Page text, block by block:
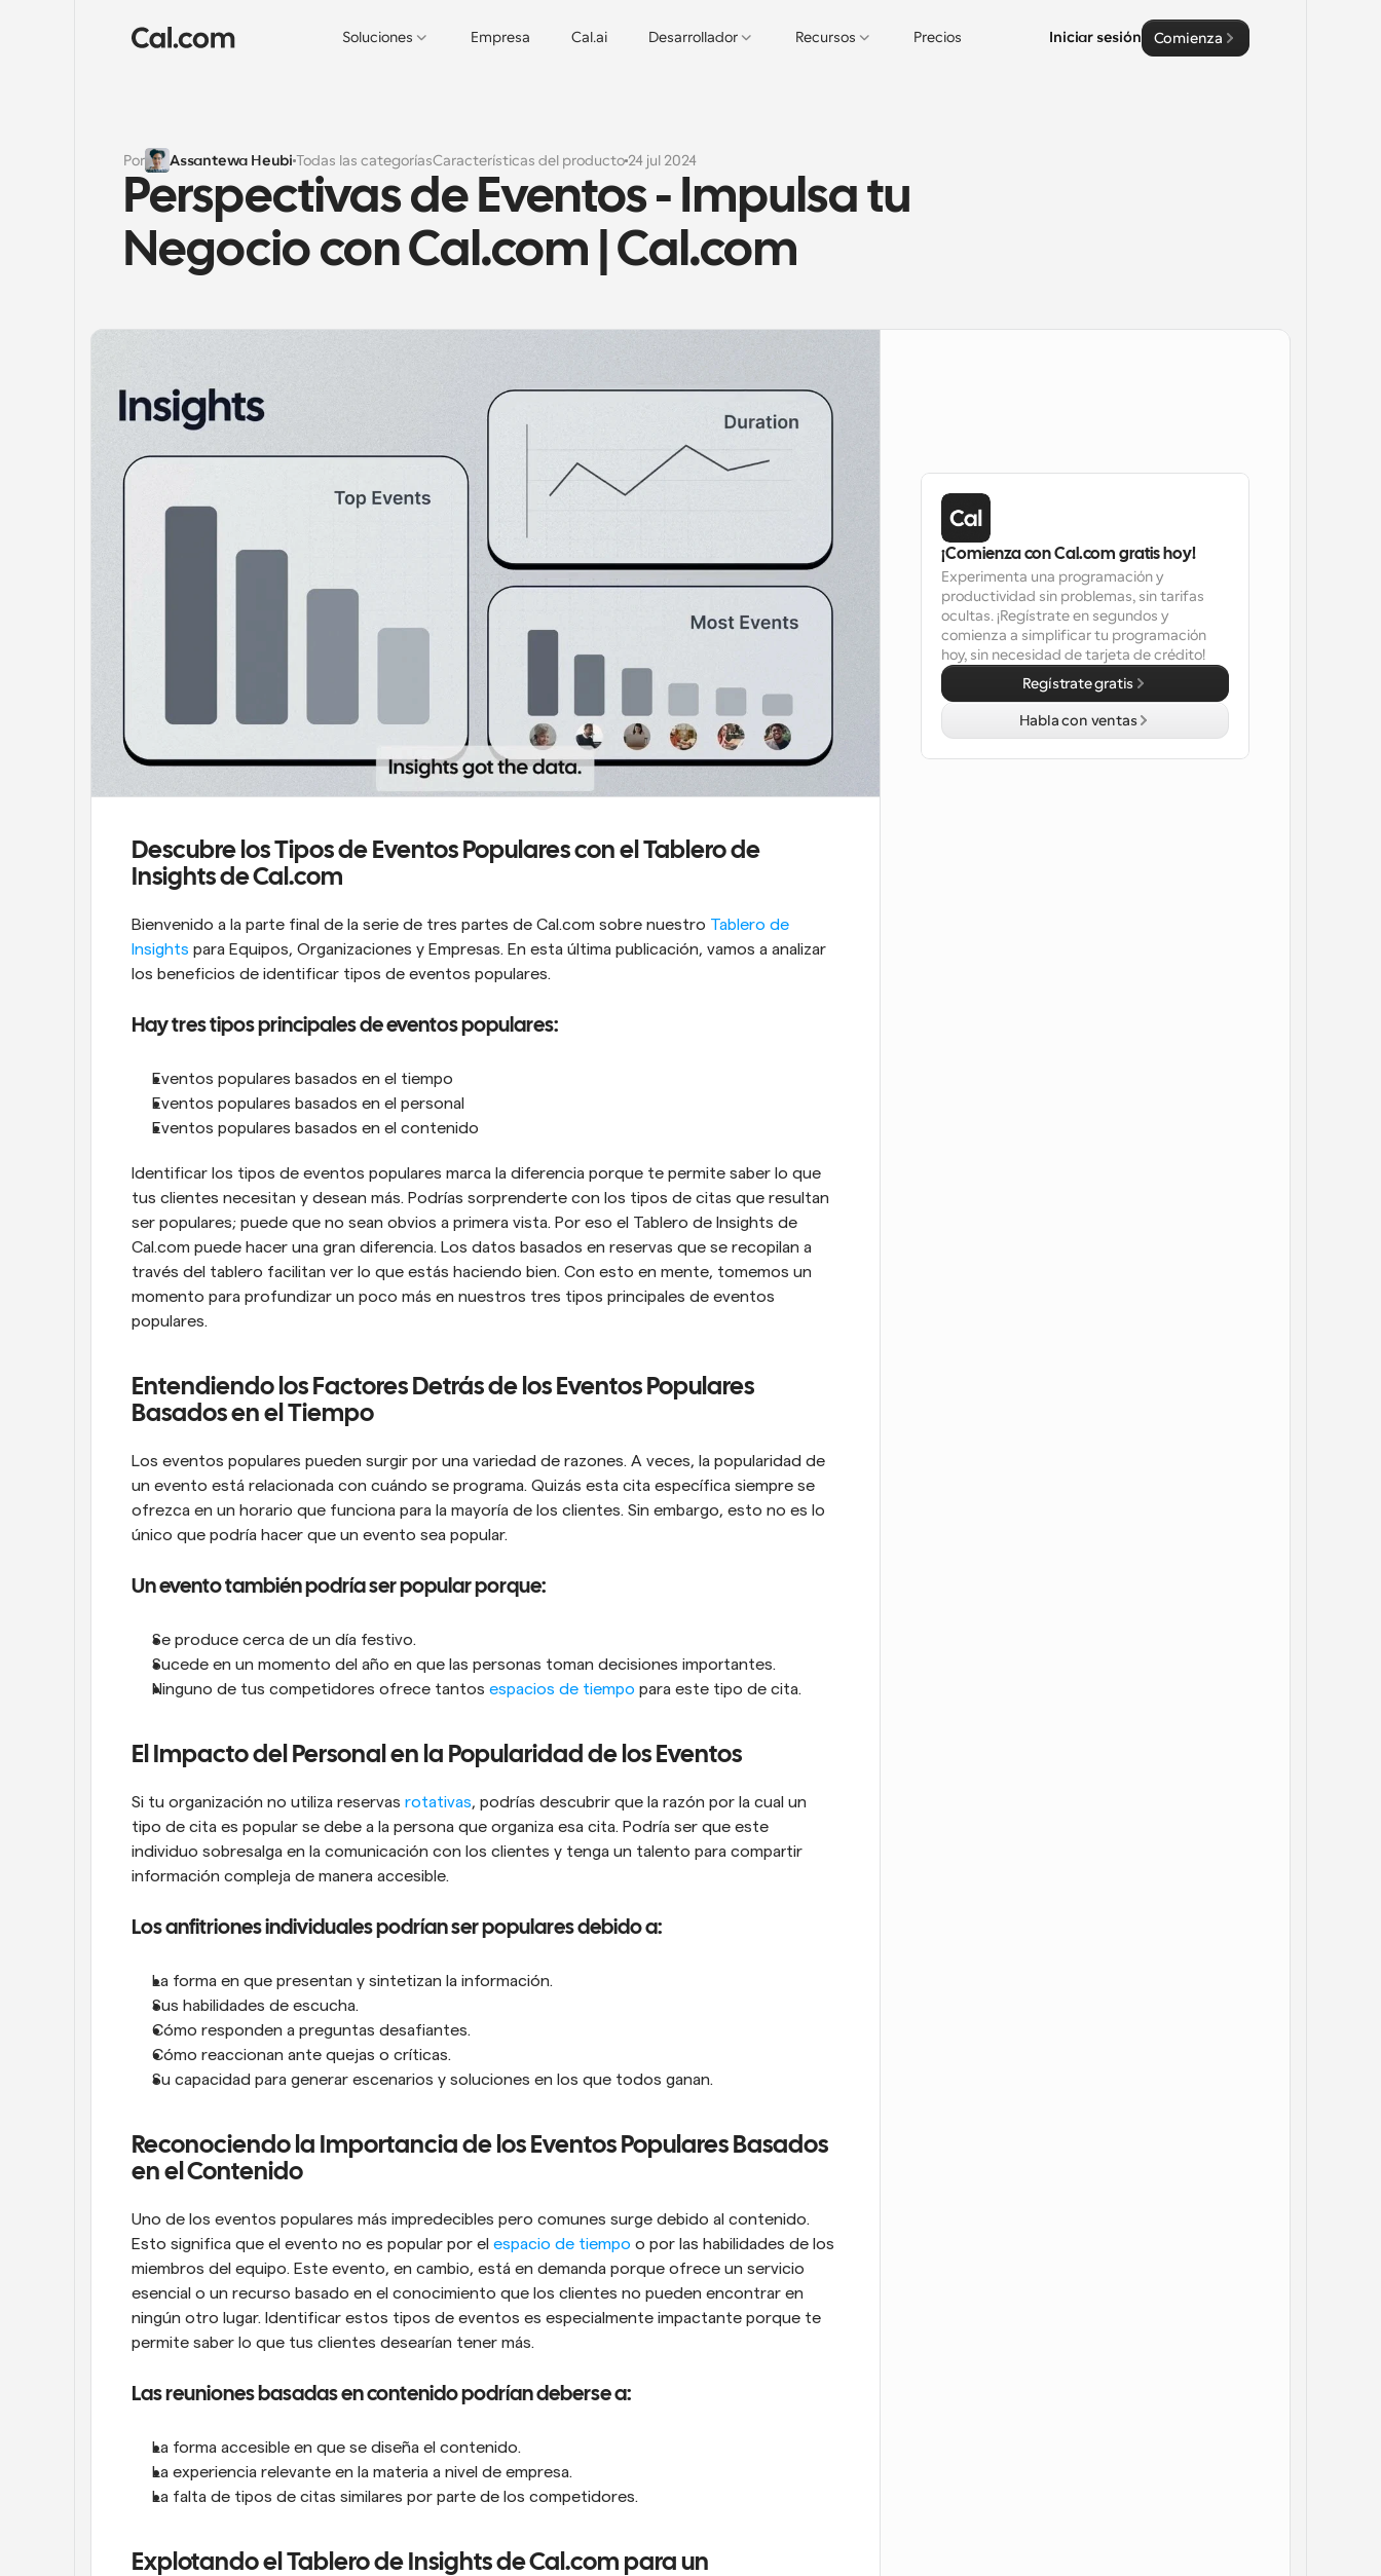
Soluciones Empresa Cal.ai Desarrollador Recursos Precios Iniciar sesión Comienza
Por Assantewa Heubi Todas las categoríasCaracterísticas del producto 24 jul 2024
Perspectivas de Eventos - Impulsa tu
Negocio con Cal.com | Cal.com
Descubre los Tipos de Eventos Populares con el Tablero de
Insights de Cal.com
Bienvenido a la parte final de la serie de tres partes de Cal.com sobre nuestro Tablero de
Insights para Equipos, Organizaciones y Empresas. En esta última publicación, vamos a analizar
los beneficios de identificar tipos de eventos populares.
Hay tres tipos principales de eventos populares:
Eventos populares basados en el tiempo
Eventos populares basados en el personal
Eventos populares basados en el contenido
Identificar los tipos de eventos populares marca la diferencia porque te permite saber lo que
tus clientes necesitan y desean más. Podrías sorprenderte con los tipos de citas que resultan
ser populares; puede que no sean obvios a primera vista. Por eso el Tablero de Insights de
Cal.com puede hacer una gran diferencia. Los datos basados en reservas que se recopilan a
través del tablero facilitan ver lo que estás haciendo bien. Con esto en mente, tomemos un
momento para profundizar un poco más en nuestros tres tipos principales de eventos
populares.
Entendiendo los Factores Detrás de los Eventos Populares
Basados en el Tiempo
Los eventos populares pueden surgir por una variedad de razones. A veces, la popularidad de
un evento está relacionada con cuándo se programa. Quizás esta cita específica siempre se
ofrezca en un horario que funciona para la mayoría de los clientes. Sin embargo, esto no es lo
único que podría hacer que un evento sea popular.
Un evento también podría ser popular porque:
Se produce cerca de un día festivo.
Sucede en un momento del año en que las personas toman decisiones importantes.
Ninguno de tus competidores ofrece tantos espacios de tiempo para este tipo de cita.
El Impacto del Personal en la Popularidad de los Eventos
Si tu organización no utiliza reservas rotativas, podrías descubrir que la razón por la cual un
tipo de cita es popular se debe a la persona que organiza esa cita. Podría ser que este
individuo sobresalga en la comunicación con los clientes y tenga un talento para compartir
información compleja de manera accesible.
Los anfitriones individuales podrían ser populares debido a:
La forma en que presentan y sintetizan la información.
Sus habilidades de escucha.
Cómo responden a preguntas desafiantes.
Cómo reaccionan ante quejas o críticas.
Su capacidad para generar escenarios y soluciones en los que todos ganan.
Reconociendo la Importancia de los Eventos Populares Basados
en el Contenido
Uno de los eventos populares más impredecibles pero comunes surge debido al contenido.
Esto significa que el evento no es popular por el espacio de tiempo o por las habilidades de los
miembros del equipo. Este evento, en cambio, está en demanda porque ofrece un servicio
esencial o un recurso basado en el conocimiento que los clientes no pueden encontrar en
ningún otro lugar. Identificar estos tipos de eventos es especialmente impactante porque te
permite saber lo que tus clientes desearían tener más.
Las reuniones basadas en contenido podrían deberse a:
La forma accesible en que se diseña el contenido.
La experiencia relevante en la materia a nivel de empresa.
La falta de tipos de citas similares por parte de los competidores.
Explotando el Tablero de Insights de Cal.com para un
¡Comienza con Cal.com gratis hoy!
Experimenta una programación y
productividad sin problemas, sin tarifas
ocultas. ¡Regístrate en segundos y
comienza a simplificar tu programación
hoy, sin necesidad de tarjeta de crédito!
Regístrate gratis
Habla con ventas